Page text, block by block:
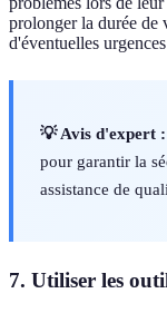
prolonger la durée de
d'éventuelles
💡 Avis d'expert :
pour garantir la
assistance de
7. Utiliser les